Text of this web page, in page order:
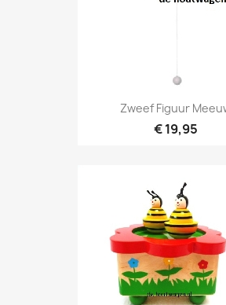
Zweef Figuur
€ 19,95